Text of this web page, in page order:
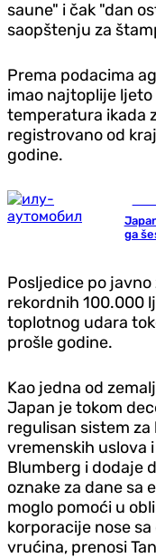
saune" i čak "dan
saopštenju za
Prema podacima
imao najtoplije ljeto
temperatura ikada
registrovano od
godine.
ga
Posljedice po
rekordnih 100.000
toplotnog udara
prošle godine.
Kao jedna od
Japan je tokom
regulisan sistem
vremenskih uslova
Blumberg i dodaje
oznake za dane sa
moglo pomoći u
korporacije nose
vrućina, prenosi